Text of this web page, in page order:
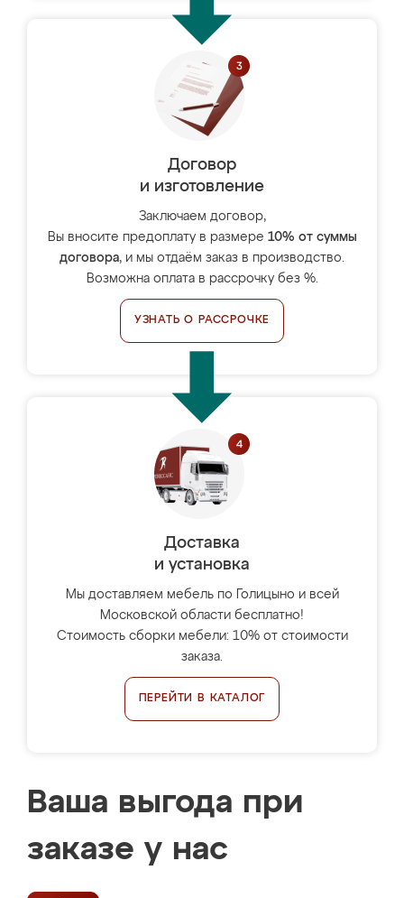
Договор
и изготовление
Заключаем договор,
Вы вносите предоплату в размере 10% от суммы
договора, и мы отдаём заказ в производство.
Возможна оплата в рассрочку без %.
УЗНАТЬ О РАССРОЧКЕ
Доставка
и установка
Мы доставляем мебель по Голицыно и всей
Московской области бесплатно!
Стоимость сборки мебели: 10% от стоимости
заказа.
ПЕРЕЙТИ В КАТАЛОГ
Ваша выгода при
заказе у нас